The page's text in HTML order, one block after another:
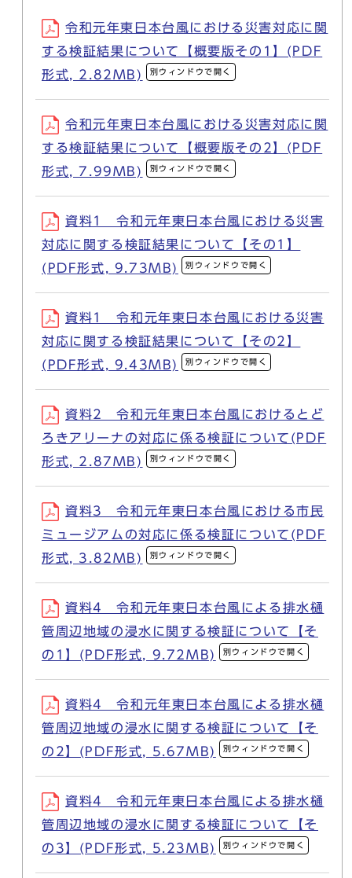
令和元年東日本台風における災害対応に関
する検証結果について【概要版その1】(PDF
形式, 2.82MB)
別ウィンドウで開く
令和元年東日本台風における災害対応に関
する検証結果について【概要版その2】(PDF
形式, 7.99MB)
別ウィンドウで開く
資料1 令和元年東日本台風における災害
対応に関する検証結果について【その1】
(PDF形式, 9.73MB)
別ウィンドウで開く
資料1 令和元年東日本台風における災害
対応に関する検証結果について【その2】
(PDF形式, 9.43MB)
別ウィンドウで開く
資料2 令和元年東日本台風におけるとど
ろきアリーナの対応に係る検証について(PDF
形式, 2.87MB)
別ウィンドウで開く
資料3 令和元年東日本台風における市民
ミュージアムの対応に係る検証について(PDF
形式, 3.82MB)
別ウィンドウで開く
資料4 令和元年東日本台風による排水樋
管周辺地域の浸水に関する検証について【そ
の1】(PDF形式, 9.72MB)
別ウィンドウで開く
資料4 令和元年東日本台風による排水樋
管周辺地域の浸水に関する検証について【そ
の2】(PDF形式, 5.67MB)
別ウィンドウで開く
資料4 令和元年東日本台風による排水樋
管周辺地域の浸水に関する検証について【そ
の3】(PDF形式, 5.23MB)
別ウィンドウで開く